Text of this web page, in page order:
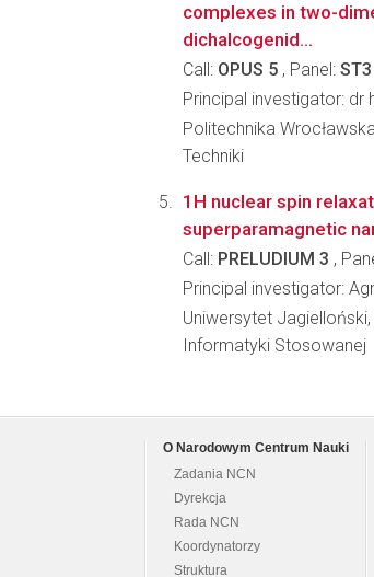
complexes in two-
dichalcogenid...
Call: OPUS 5 , Panel: ST3
Principal investigator: dr
Politechnika
Techniki
1H nuclear spin
superparamagnetic
Call: PRELUDIUM 3 ,
Principal investigator:
Uniwersytet
Informatyki Stosowanej
O Narodowym Centrum Nauki
Zadania NCN
Dyrekcja
Rada NCN
Koordynatorzy
Struktura